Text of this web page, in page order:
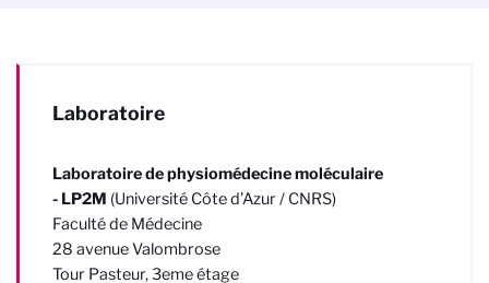
Laboratoire
Laboratoire de physiomédecine moléculaire
- LP2M (Université Côte d’Azur / CNRS)
Faculté de Médecine
28 avenue Valombrose
Tour Pasteur, 3eme étage